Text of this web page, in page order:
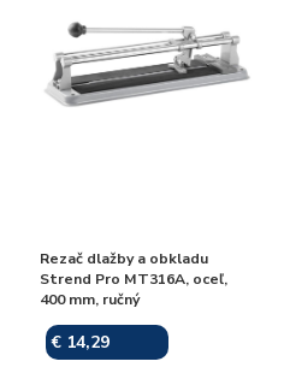
Rezač dlažby a obkladu
Strend Pro MT316A, oceľ,
400 mm, ručný
€ 14,29